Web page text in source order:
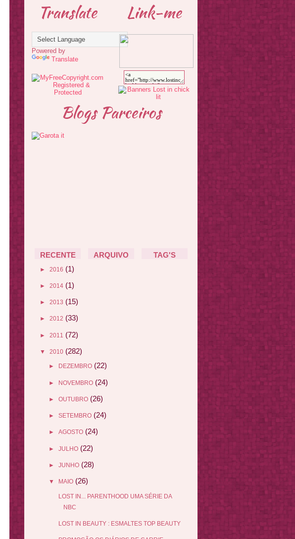
Translate
Powered by
Translate
Link-me
Blogs Parceiros
RECENTE ARQUIVO TAG'S
► 2016 (1)
► 2014 (1)
► 2013 (15)
► 2012 (33)
► 2011 (72)
▼ 2010 (282)
► DEZEMBRO (22)
► NOVEMBRO (24)
► OUTUBRO (26)
► SETEMBRO (24)
► AGOSTO (24)
► JULHO (22)
► JUNHO (28)
▼ MAIO (26)
LOST IN... PARENTHOOD UMA SÉRIE DA
NBC
LOST IN BEAUTY : ESMALTES TOP BEAUTY